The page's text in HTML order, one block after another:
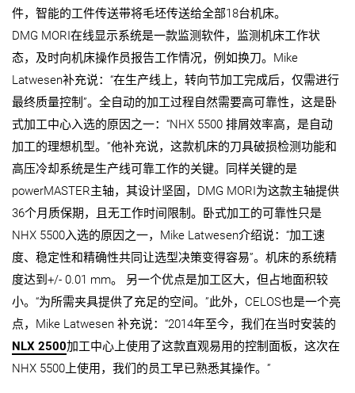
件，智能的工件传送带将毛坯传送给全部18台机床。
DMG MORI在线显示系统是一款监测软件，监测机床工作状
态，及时向机床操作员报告工作情况，例如换刀。Mike
Latwesen补充说：“在生产线上，转向节加工完成后，仅需进行
最终质量控制”。全自动的加工过程自然需要高可靠性，这是卧
式加工中心入选的原因之一：“NHX 5500 排屑效率高，是自动
加工的理想机型。”他补充说，这款机床的刀具破损检测功能和
高压冷却系统是生产线可靠工作的关键。同样关键的是
powerMASTER主轴，其设计坚固，DMG MORI为这款主轴提供
36个月质保期，且无工作时间限制。卧式加工的可靠性只是
NHX 5500入选的原因之一，Mike Latwesen介绍说：“加工速
度、稳定性和精确性共同让选型决策变得容易”。机床的系统精
度达到+/- 0.01 mm。 另一个优点是加工区大，但占地面积较
小。“为所需夹具提供了充足的空间。”此外，CELOS也是一个亮
点，Mike Latwesen 补充说：“2014年至今，我们在当时安装的
NLX 2500加工中心上使用了这款直观易用的控制面板，这次在
NHX 5500上使用，我们的员工早已熟悉其操作。”